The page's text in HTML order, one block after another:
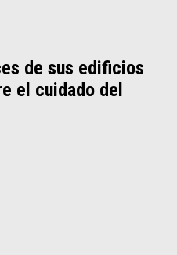
de sus edificios
el cuidado del